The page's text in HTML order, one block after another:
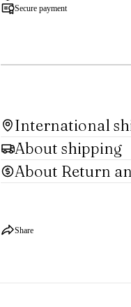
Secure payment
International
About shipping
About Return
Share